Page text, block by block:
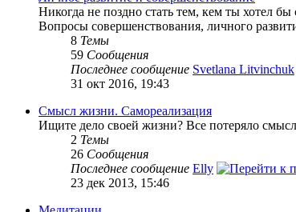
Никогда не поздно стать тем, кем ты хотел бы
Вопросы совершенствования, личного
8 Темы
59 Сообщения
Последнее сообщение Svetlana Litvinchuk
31 окт 2016, 19:43
Смысл жизни. Самореализация
Ищите дело своей жизни? Все потеряло смысл
2 Темы
26 Сообщения
Последнее сообщение Elly
23 дек 2013, 15:46